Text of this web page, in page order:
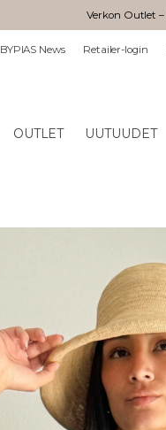
Verkon Outlet
BYPIAS News Retailer-login
OUTLET UUTUUDET